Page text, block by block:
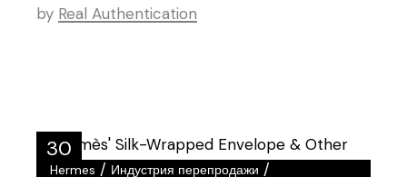
by Real Authentication
30
Hermes / Индустрия перепродажи /